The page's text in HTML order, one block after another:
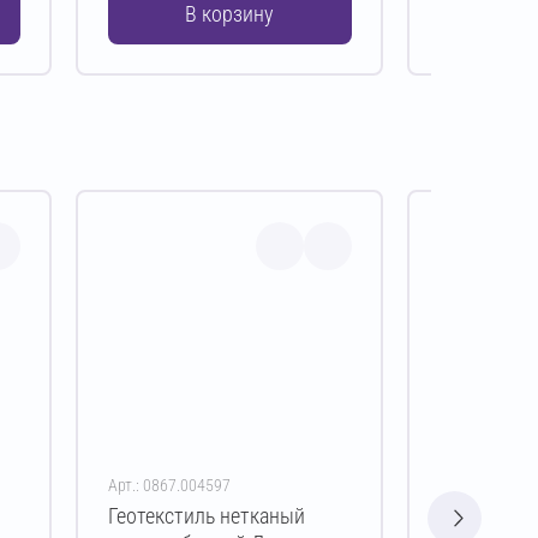
В корзину
Арт.: 0867.004597
Геотекстиль нетканый